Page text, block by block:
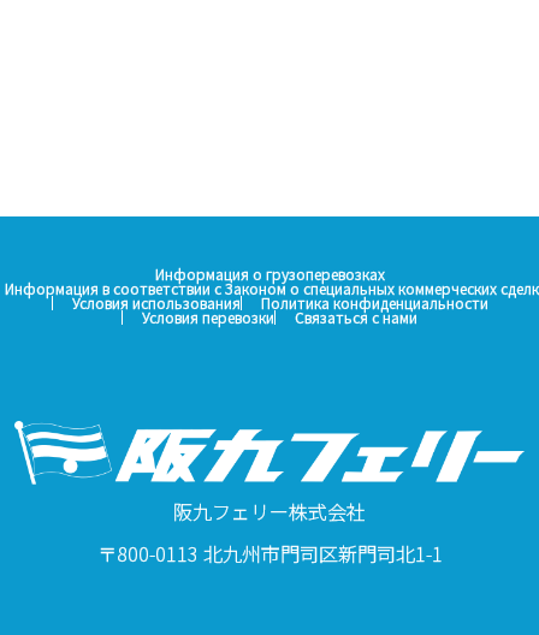
Информация о грузоперевозках
Информация в соответствии с Законом о специальных коммерческих
Условия использования Политика конфиденциальности
Условия перевозки Связаться с нами
阪九フェリー株式会社
〒800-0113 北九州市門司区新門司北1-1